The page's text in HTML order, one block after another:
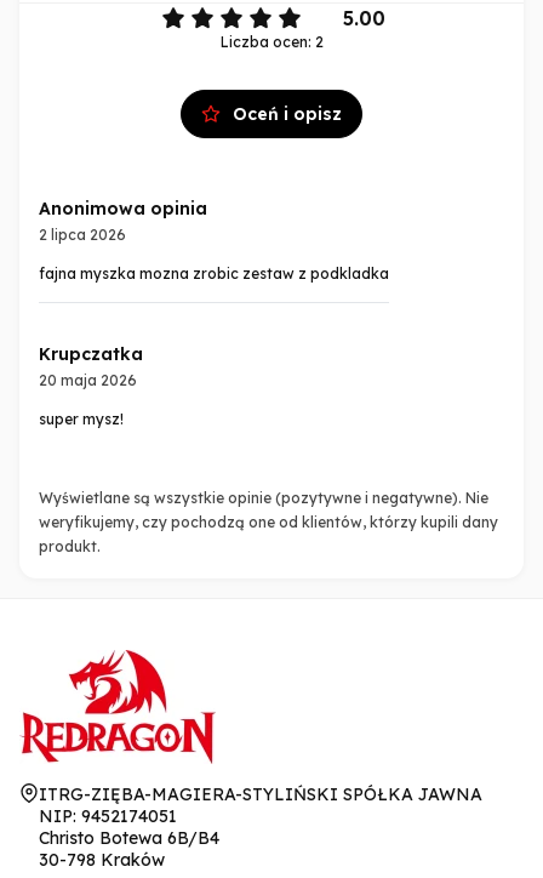
5.00
Liczba ocen: 2
Oceń i opisz
Anonimowa opinia
2 lipca 2026
fajna myszka mozna zrobic zestaw z podkladka
Krupczatka
20 maja 2026
super mysz!
Wyświetlane są wszystkie opinie (pozytywne i negatywne). Nie
weryfikujemy, czy pochodzą one od klientów, którzy kupili dany
produkt.
Adres:
ITRG-ZIĘBA-MAGIERA-STYLIŃSKI SPÓŁKA JAWNA
NIP: 9452174051
Christo Botewa 6B/B4
30-798 Kraków